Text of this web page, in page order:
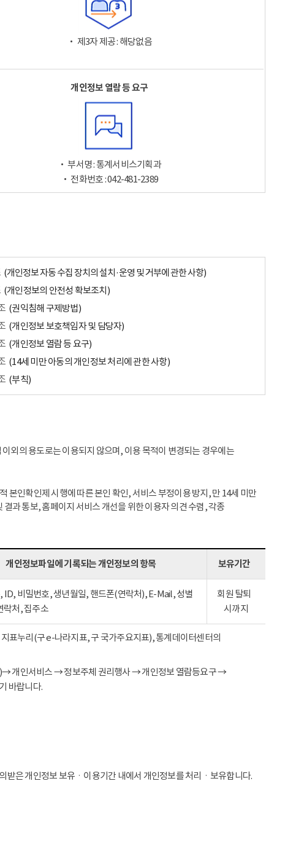
‧ 제3자 제공 : 해당없음
개인정보 열람 등 요구
‧ 부서명 : 통계서비스기획과
‧ 전화번호 : 042-481-2389
(개인정보 자동 수집 장치의 설치·운영 및 거부에 관한 사항)
(개인정보의 안전성 확보조치)
(권익침해 구제방법)
(개인정보 보호책임자 및 담당자)
(개인정보 열람 등 요구)
(14세 미만 아동의 개인정보 처리에 관한 사항)
(부칙)
외의 용도로는 이용되지 않으며, 이용 목적이 변경되는 경우에는
본인확인제 시행에 따른 본인 확인, 서비스 부정이용 방지, 만 14세 미만
과 통보, 홈페이지 서비스 개선을 위한 이용자 의견 수렴, 각종
개인정보파일에 기록되는 개인정보의 항목 보유기간
ID, 비밀번호, 생년월일, 핸드폰(연락처), E-Mail, 성별
락처, 집주소
회원 탈퇴
시까지
표누리(구 e-나라지표, 구 국가주요지표), 통계데이터센터의
개인서비스 → 정보주체 권리행사 → 개인정보 열람등요구 →
바랍니다.
은 개인정보 보유ㆍ이용기간 내에서 개인정보를 처리ㆍ보유합니다.